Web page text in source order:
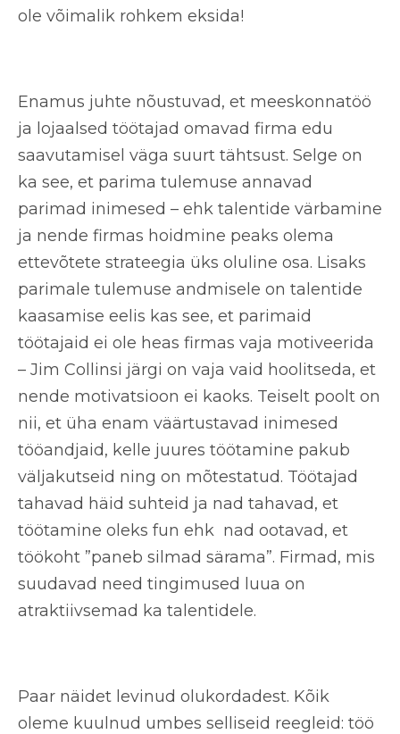
ole võimalik rohkem eksida!
Enamus juhte nõustuvad, et meeskonnatöö
ja lojaalsed töötajad omavad firma edu
saavutamisel väga suurt tähtsust. Selge on
ka see, et parima tulemuse annavad
parimad inimesed – ehk talentide värbamine
ja nende firmas hoidmine peaks olema
ettevõtete strateegia üks oluline osa. Lisaks
parimale tulemuse andmisele on talentide
kaasamise eelis kas see, et parimaid
töötajaid ei ole heas firmas vaja motiveerida
– Jim Collinsi järgi on vaja vaid hoolitseda, et
nende motivatsioon ei kaoks. Teiselt poolt on
nii, et üha enam väärtustavad inimesed
tööandjaid, kelle juures töötamine pakub
väljakutseid ning on mõtestatud. Töötajad
tahavad häid suhteid ja nad tahavad, et
töötamine oleks fun ehk nad ootavad, et
töökoht ”paneb silmad särama”. Firmad, mis
suudavad need tingimused luua on
atraktiivsemad ka talentidele.
Paar näidet levinud olukordadest. Kõik
oleme kuulnud umbes selliseid reegleid: töö